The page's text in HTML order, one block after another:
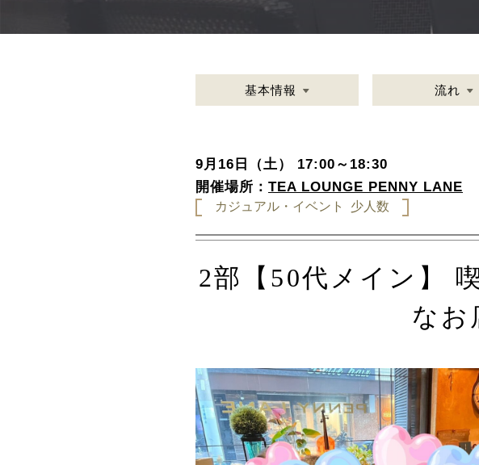
基本情報 流れ
9月16日（土） 17:00～18:30
開催場所： TEA LOUNGE PENNY LANE
カジュアル・イベント 少人数
2部【50代メイン】
なお